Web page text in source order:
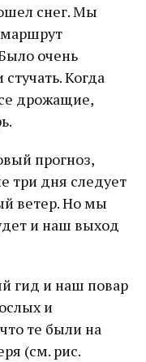
снег. Мы
маршрут
очень
Когда
дрожащие,
прогноз,
три дня следует
ветер. Но мы
и наш выход
гид и наш повар
и
те были на
(см. рис.